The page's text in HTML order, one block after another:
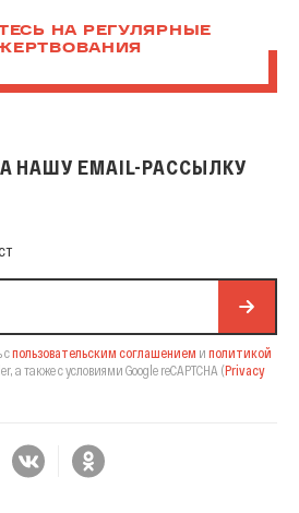
НА РЕГУЛЯРНЫЕ
НАШУ EMAIL-РАССЫЛКУ
рассылку
спользовательским соглашением и политикой
а также с условиями Google reCAPTCHA (Privacy